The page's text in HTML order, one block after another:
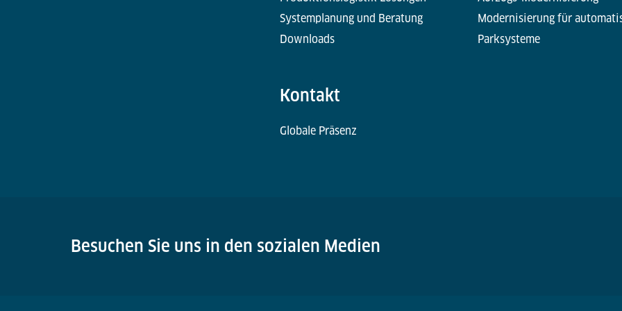
Systemplanung und Beratung
Downloads
Modernisierung für
Parksysteme
Kontakt
Globale Präsenz
Besuchen Sie uns in den sozialen Medien